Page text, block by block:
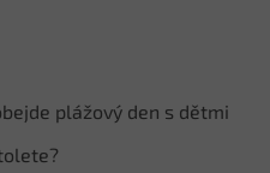
plážový den s dětmi